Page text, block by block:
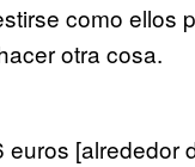
como ellos
otra cosa.
[alrededor